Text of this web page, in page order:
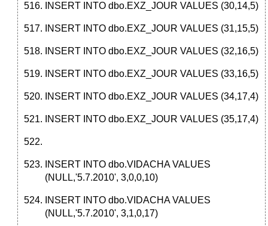
INSERT INTO dbo.EXZ_JOUR VALUES (30,14,5)
INSERT INTO dbo.EXZ_JOUR VALUES (31,15,5)
INSERT INTO dbo.EXZ_JOUR VALUES (32,16,5)
INSERT INTO dbo.EXZ_JOUR VALUES (33,16,5)
INSERT INTO dbo.EXZ_JOUR VALUES (34,17,4)
INSERT INTO dbo.EXZ_JOUR VALUES (35,17,4)
INSERT INTO dbo.VIDACHA VALUES
(NULL,'5.7.2010', 3,0,0,10)
INSERT INTO dbo.VIDACHA VALUES
(NULL,'5.7.2010', 3,1,0,17)